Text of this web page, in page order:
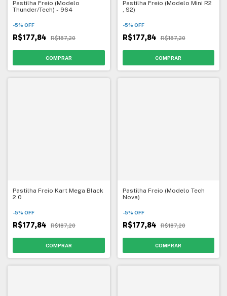
Pastilha Freio (Modelo
Thunder/Tech) - 964
-5% OFF
R$177,84 R$187,20
Pastilha Freio (Modelo Mini R2
, S2)
-5% OFF
R$177,84 R$187,20
Pastilha Freio Kart Mega Black
2.0
-5% OFF
R$177,84 R$187,20
Pastilha Freio (Modelo Tech
Nova)
-5% OFF
R$177,84 R$187,20